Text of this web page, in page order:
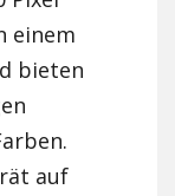
einem
bieten
auf